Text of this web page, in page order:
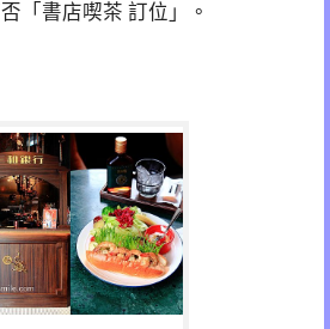
「書店喫茶 訂位」。